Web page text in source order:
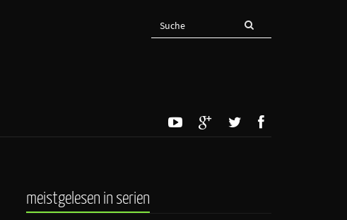
meistgelesen in serien